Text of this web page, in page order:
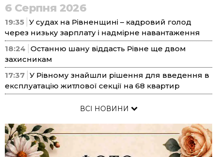
6 Серпня 2026
19:35 У судах на Рівненщині – кадровий голод
через низьку зарплату і надмірне навантаження
18:24 Останню шану віддасть Рівне ще двом
захисникам
17:37 У Рівному знайшли рішення для введення в
експлуатацію житлової секції на 68 квартир
ВСІ НОВИНИ